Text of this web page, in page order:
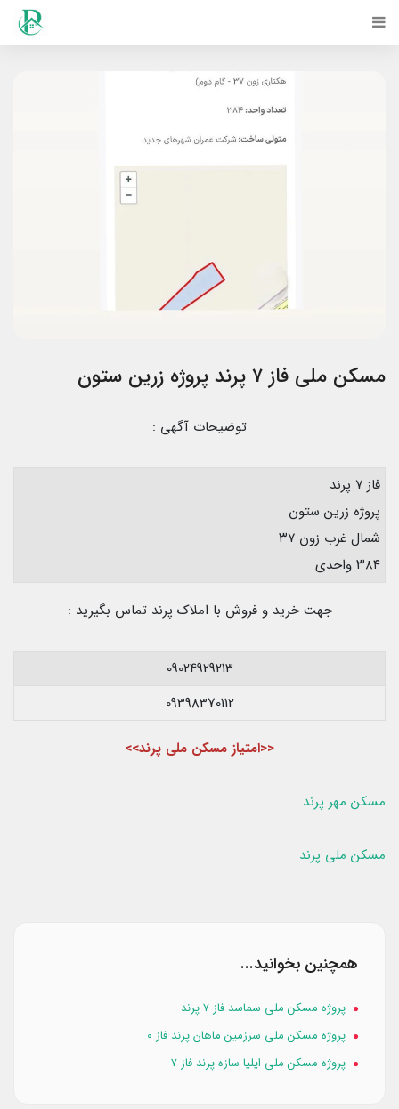
مسکن ملی فاز ۷ پرند پروژه زرین ستون
توضیحات آگهی :
فاز ۷ پرند
پروژه زرین ستون
شمال غرب زون ۳۷
۳۸۴ واحدی
جهت خرید و فروش با املاک پرند تماس بگیرید :
09024929213
09398370112
<<امتیاز مسکن ملی پرند>>
مسکن مهر پرند
مسکن ملی پرند
همچنین بخوانید...
پروژه مسکن ملی سماسد فاز ۷ پرند
پروژه مسکن ملی سرزمین ماهان پرند فاز ۰
پروژه مسکن ملی ایلیا سازه پرند فاز ۷